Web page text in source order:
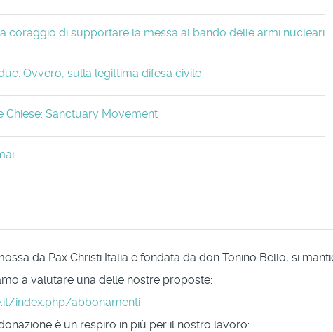
coraggio di supportare la messa al bando delle armi nucleari
Ovvero, sulla legittima difesa civile
Chiese: Sanctuary Movement
da Pax Christi Italia e fondata da don Tonino Bello, si
a valutare una delle nostre proposte:
index.php/abbonamenti
è un respiro in più per il nostro lavoro: